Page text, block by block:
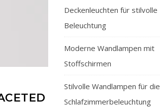
Deckenleuchten für stilvolle
Beleuchtung
Moderne Wandlampen mit
Stoffschirmen
Stilvolle Wandlampen für die
Schlafzimmerbeleuchtung